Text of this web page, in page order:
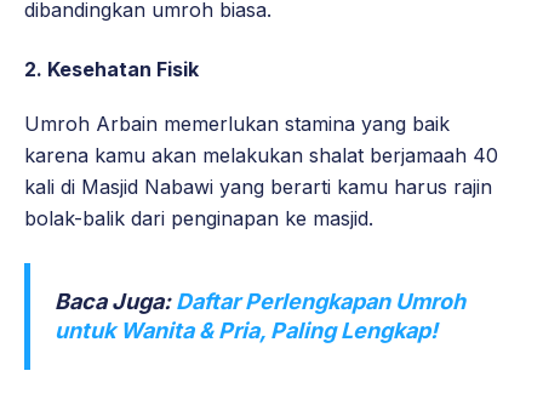
dibandingkan umroh biasa.
2. Kesehatan Fisik
Umroh Arbain memerlukan stamina yang baik
karena kamu akan melakukan shalat berjamaah 40
kali di Masjid Nabawi yang berarti kamu harus rajin
bolak-balik dari penginapan ke masjid.
Baca Juga:Daftar Perlengkapan Umroh
untuk Wanita & Pria, Paling Lengkap!